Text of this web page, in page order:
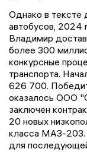
Однако в тексте
автобусов, 2024
Владимир
более 300
конкурсные
транспорта.
626 700.
оказалось ООО
заключен
20 новых
класса МАЗ-203.
для